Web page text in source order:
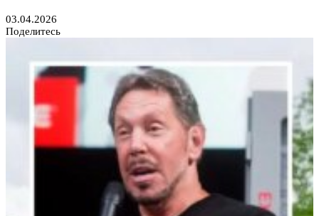
03.04.2026
Поделитесь